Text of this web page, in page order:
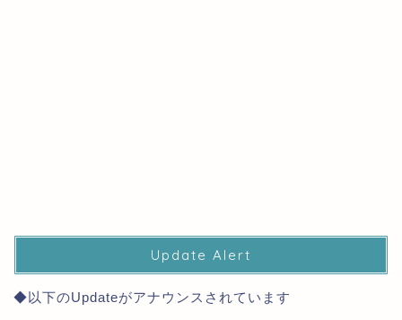
Update Alert
◆以下のUpdateがアナウンスされています